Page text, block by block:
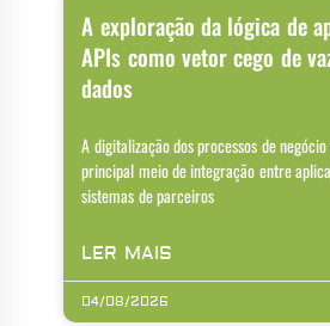
A exploração da lógica de
APIs como vetor cego de
dados
A digitalização dos processos de
principal meio de integração entre
sistemas de parceiros
LER MAIS
04/08/2026